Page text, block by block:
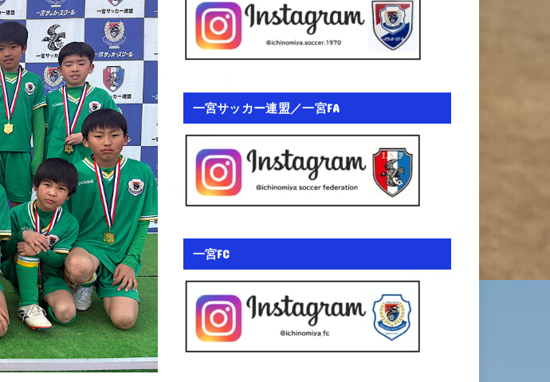
一宮サッカー連盟／一宮FA
一宮FC